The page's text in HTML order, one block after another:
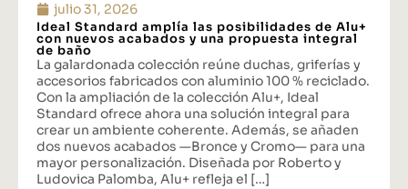
julio 31, 2026
Ideal Standard amplía las posibilidades de Alu+
con nuevos acabados y una propuesta integral
de baño
La galardonada colección reúne duchas, griferías y
accesorios fabricados con aluminio 100 % reciclado.
Con la ampliación de la colección Alu+, Ideal
Standard ofrece ahora una solución integral para
crear un ambiente coherente. Además, se añaden
dos nuevos acabados —Bronce y Cromo— para una
mayor personalización. Diseñada por Roberto y
Ludovica Palomba, Alu+ refleja el […]